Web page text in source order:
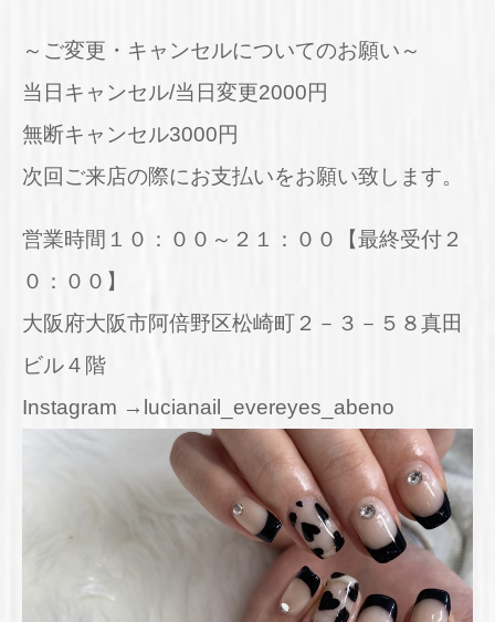
～ご変更・キャンセルについてのお願い～
当日キャンセル/当日変更2000円
無断キャンセル3000円
次回ご来店の際にお支払いをお願い致します。
営業時間１０：００～２１：００【最終受付２
０：００】
大阪府大阪市阿倍野区松崎町２－３－５８真田
ビル４階
Instagram →lucianail_evereyes_abeno